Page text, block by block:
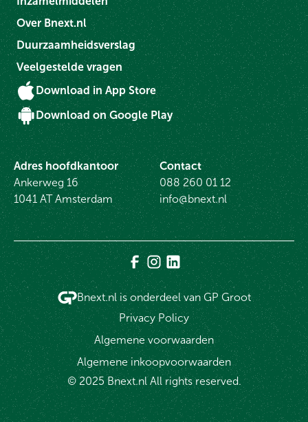
Adres hoofdkantoor
Ankerweg 16
1041 AT Amsterdam
Contact
088 260 01 12
info@bnext.nl
Over Bnext.nl
Duurzaamheidsverslag
Veelgestelde vragen
Download in App Store
Download on Google Play
Bnext.nl is onderdeel van GP Groot
© 2025 Bnext.nl All rights reserved.
Privacy Policy
Algemene voorwaarden
Algemene inkoopvoorwaarden